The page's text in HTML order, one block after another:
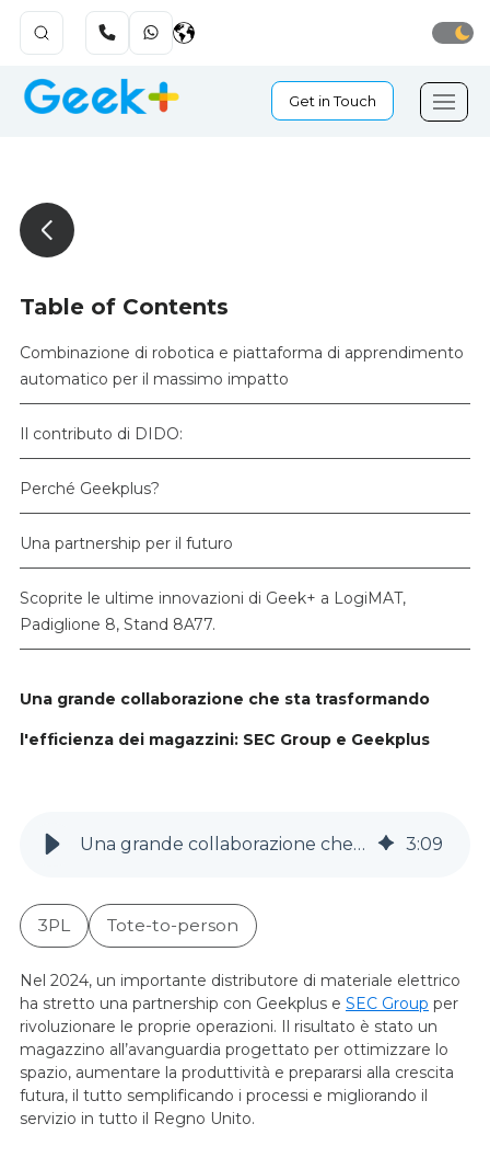
Get in Touch
Table of Contents
Combinazione di robotica e piattaforma di apprendimento
automatico per il massimo impatto
Il contributo di DIDO:
Perché Geekplus?
Una partnership per il futuro
Scoprite le ultime innovazioni di Geek+ a LogiMAT,
Padiglione 8, Stand 8A77.
Una grande collaborazione che sta trasformando
l'efficienza dei magazzini: SEC Group e Geekplus
Una grande collaborazione che sta trasformando l'efficienza dei magazzini: SEC Group e Geekplus 3:09
3PL Tote-to-person
Nel 2024, un importante distributore di materiale elettrico
ha stretto una partnership con Geekplus e SEC Group per
rivoluzionare le proprie operazioni. Il risultato è stato un
magazzino all’avanguardia progettato per ottimizzare lo
spazio, aumentare la produttività e prepararsi alla crescita
futura, il tutto semplificando i processi e migliorando il
servizio in tutto il Regno Unito.